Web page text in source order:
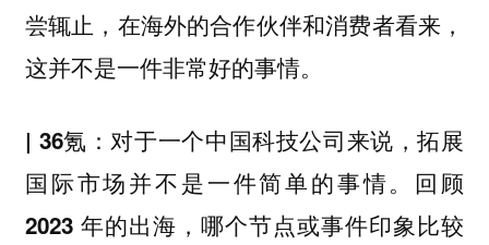
尝辄止，在海外的合作伙伴和消费者看来，
这并不是一件非常好的事情。
| 36氪：对于一个中国科技公司来说，拓展
国际市场并不是一件简单的事情。回顾
2023 年的出海，哪个节点或事件印象比较